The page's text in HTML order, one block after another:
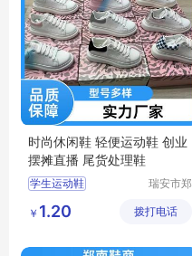
时尚休闲鞋 轻便运动鞋 创业
摆摊直播 尾货处理鞋
学生运动鞋
轻便运动鞋
杂款男女跑鞋
瑞安市郑
（个体工
￥ 1.20 拨打电话